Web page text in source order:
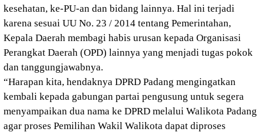
kesehatan, ke-PU-an dan bidang lainnya. Hal ini terjadi
karena sesuai UU No. 23 / 2014 tentang Pemerintahan,
Kepala Daerah membagi habis urusan kepada Organisasi
Perangkat Daerah (OPD) lainnya yang menjadi tugas pokok
dan tanggungjawabnya.
“Harapan kita, hendaknya DPRD Padang mengingatkan
kembali kepada gabungan partai pengusung untuk segera
menyampaikan dua nama ke DPRD melalui Walikota Padang
agar proses Pemilihan Wakil Walikota dapat diproses